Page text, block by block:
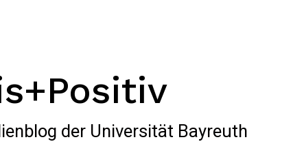
der Universität Bayreuth